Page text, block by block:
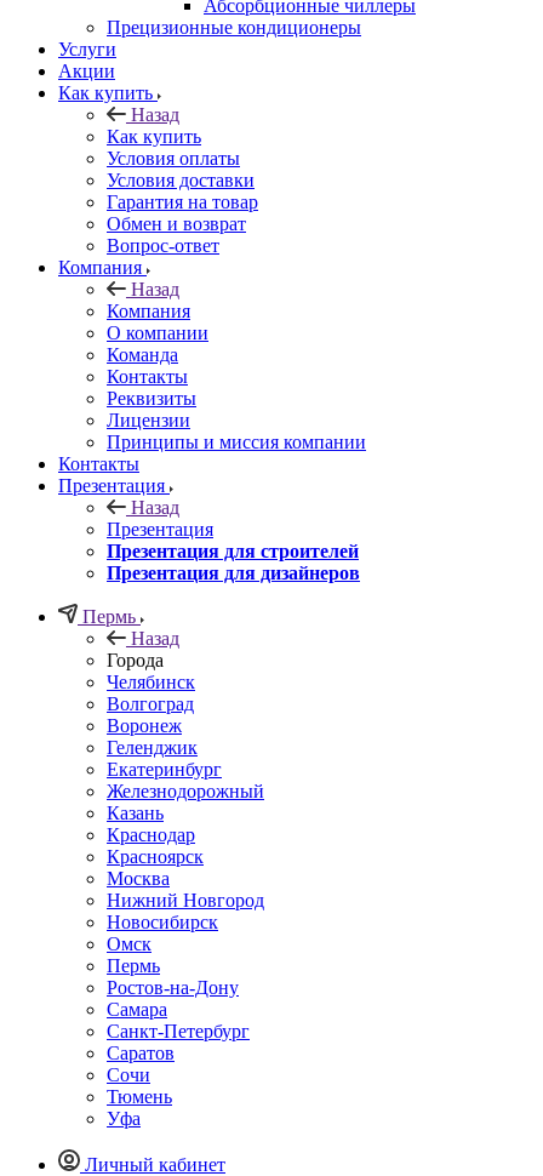
Абсорбционные чиллеры
Прецизионные кондиционеры
Услуги
Акции
Как купить
Назад
Как купить
Условия оплаты
Условия доставки
Гарантия на товар
Обмен и возврат
Вопрос-ответ
Компания
Назад
Компания
О компании
Команда
Контакты
Реквизиты
Лицензии
Принципы и миссия компании
Контакты
Презентация
Назад
Презентация
Презентация для строителей
Презентация для дизайнеров
Пермь
Назад
Города
Челябинск
Волгоград
Воронеж
Геленджик
Екатеринбург
Железнодорожный
Казань
Краснодар
Красноярск
Москва
Нижний Новгород
Новосибирск
Омск
Пермь
Ростов-на-Дону
Самара
Санкт-Петербург
Саратов
Сочи
Тюмень
Уфа
Личный кабинет